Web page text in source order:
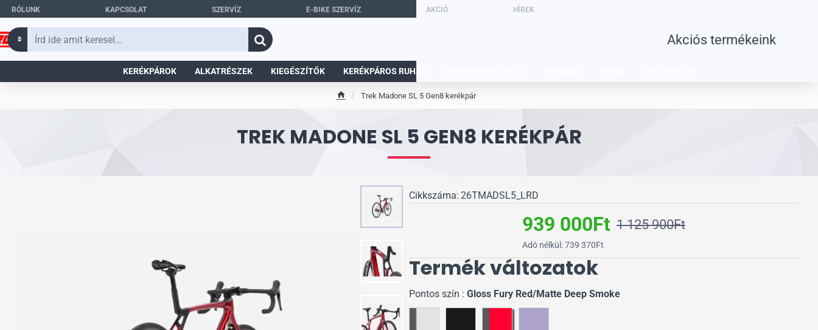
RÓLUNK KAPCSOLAT SZERVÍZ E-BIKE SZERVÍZ AKCIÓ HÍREK
Írd
Akciós termékeink
KERÉKPÁROK ALKATRÉSZEK KIEGÉSZÍTŐK KERÉKPÁROS RUHÁK
TREK MADONE SL 5 GEN8 KERÉKPÁR
e
Trek Madone SL 5 Gen8 kerékpár
Cikkszáma: 26TMADSL5_LRD
939 000Ft 1 125 900Ft
Adó nélkül: 739 370Ft
Termék változatok
Pontos szín : Gloss Fury Red/Matte Deep Smoke